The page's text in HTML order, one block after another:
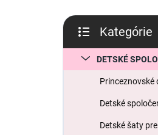
B
č
ý
kategórie
Kategórie
DETSKÉ
Princeznovské
Detské
Detské šaty